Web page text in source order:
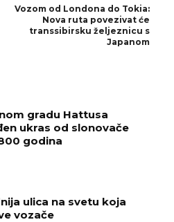
Vozom od Londona do Tokia:
Nova ruta povezivat će
transsibirsku željeznicu s
Japanom
gradu Hattusa
ukras od slonovače
godina
ulica na svetu koja
vozače